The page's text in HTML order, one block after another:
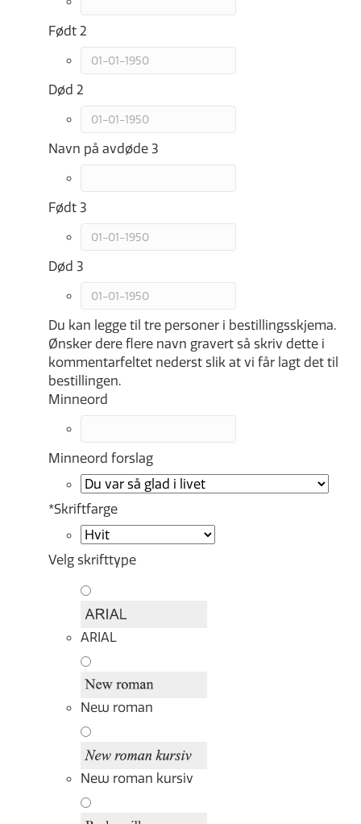
Født 2
Død 2
Navn på avdøde 3
Født 3
Død 3
Du kan legge til tre personer i bestillingsskjema.
Ønsker dere flere navn gravert så skriv dette i
kommentarfeltet nederst slik at vi får lagt det til
bestillingen.
Minneord
Minneord forslag
*Skriftfarge
Velg skrifttype
ARIAL
New roman
New roman kursiv